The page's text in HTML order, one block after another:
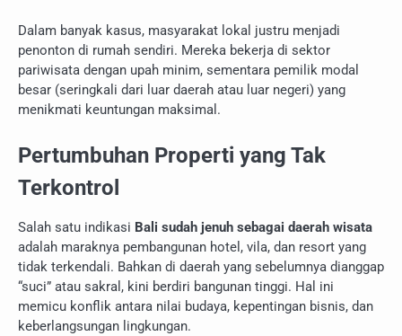
Dalam banyak kasus, masyarakat lokal justru menjadi
penonton di rumah sendiri. Mereka bekerja di sektor
pariwisata dengan upah minim, sementara pemilik modal
besar (seringkali dari luar daerah atau luar negeri) yang
menikmati keuntungan maksimal.
Pertumbuhan Properti yang Tak
Terkontrol
Salah satu indikasi Bali sudah jenuh sebagai daerah wisata
adalah maraknya pembangunan hotel, vila, dan resort yang
tidak terkendali. Bahkan di daerah yang sebelumnya dianggap
“suci” atau sakral, kini berdiri bangunan tinggi. Hal ini
memicu konflik antara nilai budaya, kepentingan bisnis, dan
keberlangsungan lingkungan.